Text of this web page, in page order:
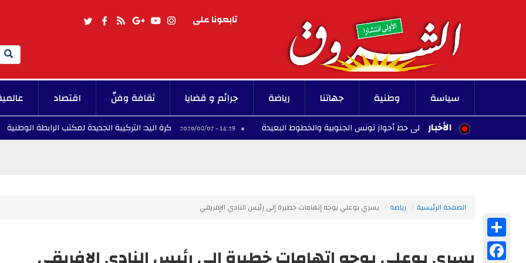
تابعونا على
Search
سياسة وطنية جهاتنا رياضة جرائم و قضايا ثقافة وفنّ اقتصاد
الأخبار
حركة القطارات على خط أحواز تونس الجنوبية والخطوط البعيدة 14:29 - 2026/08/07 كرة اليد: التركيبة الجديدة لمكتب الرابطة الوطنية 13:44 - 2026/08/07
الصفحة الرئيسية رياضة يسري بوعلي يوجه إتهامات خطيرة إلى رئيس النادي الإفريقي
Facebook